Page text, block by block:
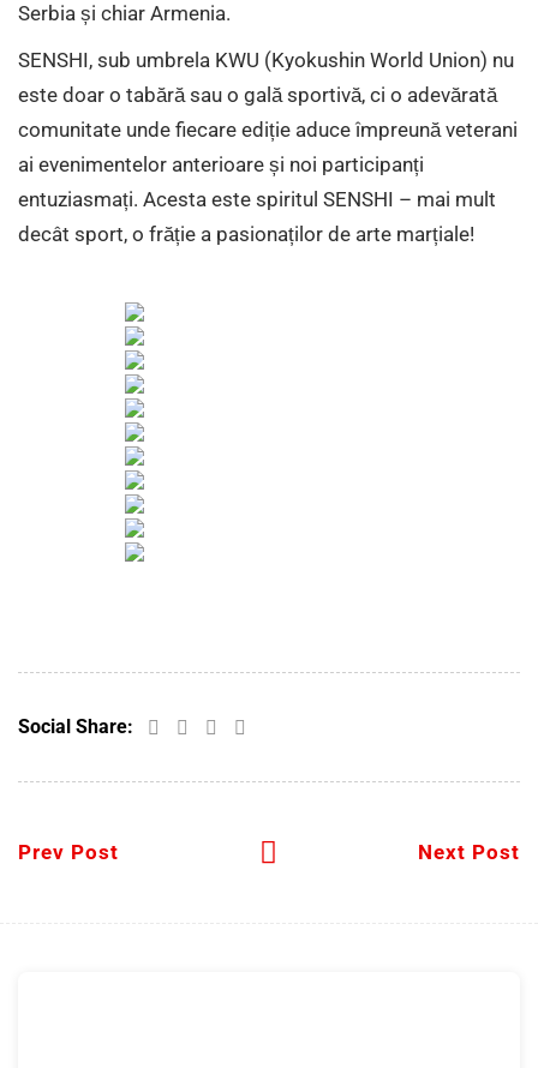
Serbia și chiar Armenia.
SENSHI, sub umbrela KWU (Kyokushin World Union) nu
este doar o tabără sau o gală sportivă, ci o adevărată
comunitate unde fiecare ediție aduce împreună veterani
ai evenimentelor anterioare și noi participanți
entuziasmați. Acesta este spiritul SENSHI – mai mult
decât sport, o frăție a pasionaților de arte marțiale!
Social Share:
Prev Post Next Post